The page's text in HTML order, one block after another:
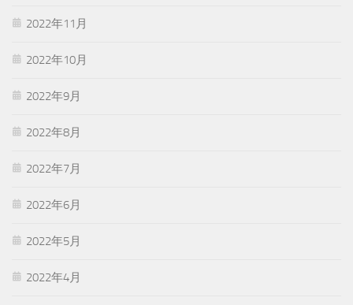
2022年11月
2022年10月
2022年9月
2022年8月
2022年7月
2022年6月
2022年5月
2022年4月